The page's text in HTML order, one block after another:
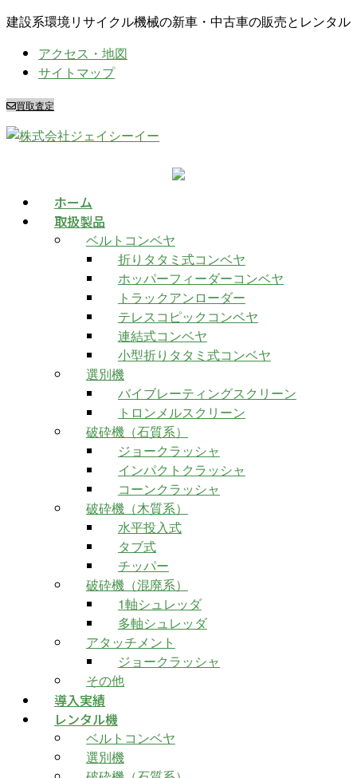
建設系環境リサイクル機械の新車・中古車の販売とレンタル
アクセス・地図
サイトマップ
買取査定
ホーム
取扱製品
ベルトコンベヤ
折りタタミ式コンベヤ
ホッパーフィーダーコンベヤ
トラックアンローダー
テレスコピックコンベヤ
連結式コンベヤ
小型折りタタミ式コンベヤ
選別機
バイブレーティングスクリーン
トロンメルスクリーン
破砕機（石質系）
ジョークラッシャ
インパクトクラッシャ
コーンクラッシャ
破砕機（木質系）
水平投入式
タブ式
チッパー
破砕機（混廃系）
1軸シュレッダ
多軸シュレッダ
アタッチメント
ジョークラッシャ
その他
導入実績
レンタル機
ベルトコンベヤ
選別機